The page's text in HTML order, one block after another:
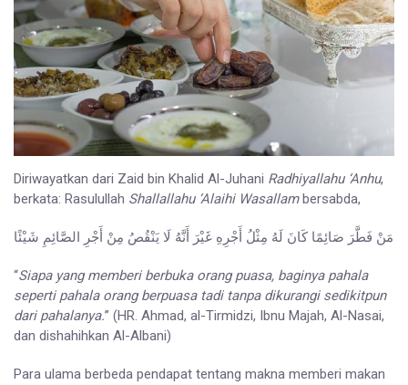
Diriwayatkan dari Zaid bin Khalid Al-Juhani Radhiyallahu ‘Anhu,
berkata: Rasulullah Shallallahu ‘Alaihi Wasallambersabda,
مَنْ فَطَّرَ صَائِمًا كَانَ لَهُ مِثْلُ أَجْرِهِ غَيْرَ أَنَّهُ لَا يَنْقُصُ مِنْ أَجْرِ الصَّائِمِ شَيْئًا
“Siapa yang memberi berbuka orang puasa, baginya pahala
seperti pahala orang berpuasa tadi tanpa dikurangi sedikitpun
dari pahalanya.” (HR. Ahmad, al-Tirmidzi, Ibnu Majah, Al-Nasai,
dan dishahihkan Al-Albani)
Para ulama berbeda pendapat tentang makna memberi makan